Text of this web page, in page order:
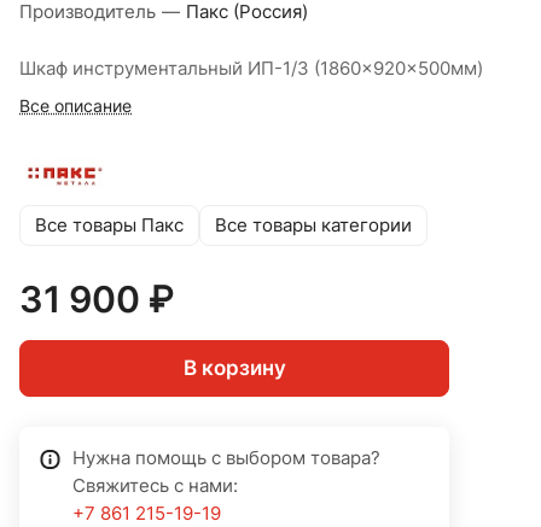
Производитель — Пакс (Россия)
Шкаф инструментальный ИП-1/3 (1860x920x500мм)
Все описание
Все товары Пакс Все товары категории
31 900 ₽
В корзину
Нужна помощь с выбором товара?
Свяжитесь с нами:
+7 861 215-19-19